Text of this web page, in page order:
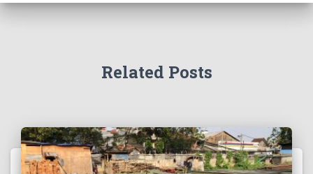
Related Posts